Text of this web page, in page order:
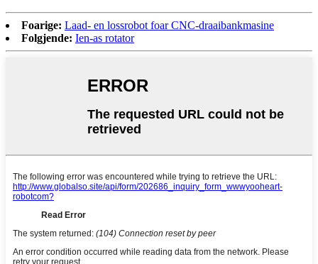
Foarige: Laad- en lossrobot foar CNC-draaibankmasine
Folgjende: Ien-as rotator